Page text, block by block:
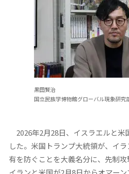
黒田賢治
国立民族学博物館グローバル現象研究
2026年2月28日、イスラエルと米
した。米国トランプ大統領が、イ
有を防ぐことを大義名分に、先制